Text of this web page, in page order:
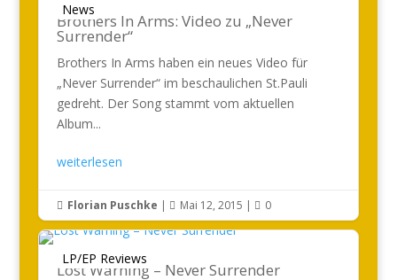
News
Brothers In Arms: Video zu „Never
Surrender“
Brothers In Arms haben ein neues Video für
„Never Surrender“ im beschaulichen St.Pauli
gedreht. Der Song stammt vom aktuellen
Album...
weiterlesen
 Florian Puschke |  Mai 12, 2015 |  0
LP/EP Reviews
Lost Warning – Never Surrender